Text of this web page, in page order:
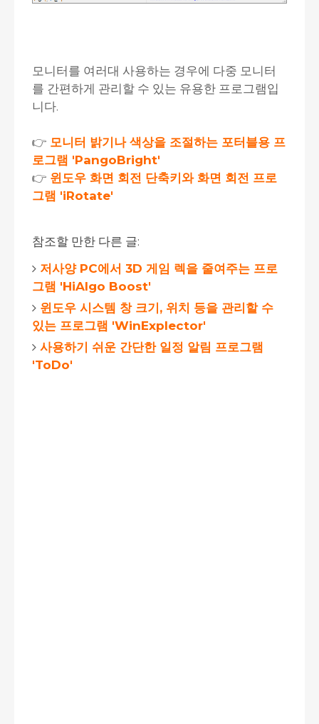
모니터를 여러대 사용하는 경우에 다중 모니터
를 간편하게 관리할 수 있는 유용한 프로그램입
니다.
👉 모니터 밝기나 색상을 조절하는 포터블용 프
로그램 'PangoBright'
👉 윈도우 화면 회전 단축키와 화면 회전 프로
그램 'iRotate'
참조할 만한 다른 글:
저사양 PC에서 3D 게임 렉을 줄여주는 프로
그램 'HiAlgo Boost'
윈도우 시스템 창 크기, 위치 등을 관리할 수
있는 프로그램 'WinExplector'
사용하기 쉬운 간단한 일정 알림 프로그램
'ToDo'